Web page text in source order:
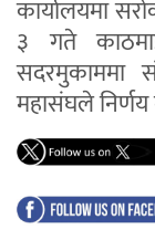
कार्यालयमा
३ गते
सदरमुकाममा
महासंघले